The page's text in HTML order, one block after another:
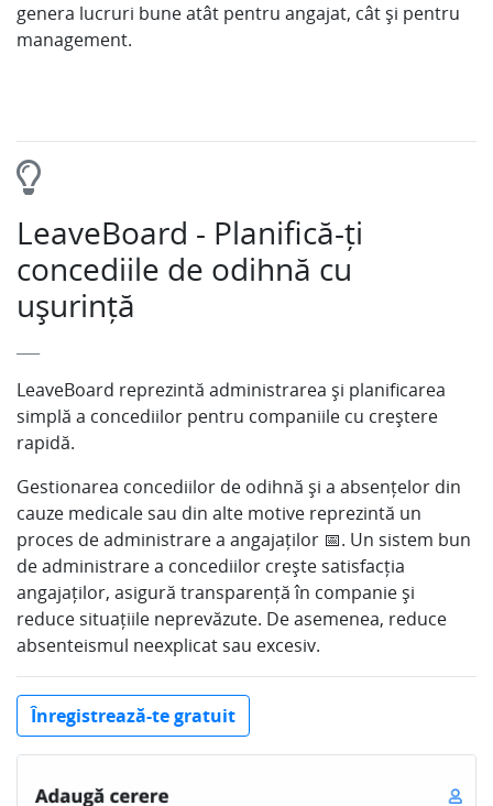
genera lucruri bune atât pentru angajat, cât și pentru
management.
LeaveBoard - Planifică-ți
concediile de odihnă cu
ușurință
LeaveBoard reprezintă administrarea și planificarea
simplă a concediilor pentru companiile cu creștere
rapidă.
Gestionarea concediilor de odihnă și a absențelor din
cauze medicale sau din alte motive reprezintă un
proces de administrare a angajaților 📅. Un sistem bun
de administrare a concediilor crește satisfacția
angajaților, asigură transparență în companie și
reduce situațiile neprevăzute. De asemenea, reduce
absenteismul neexplicat sau excesiv.
Înregistrează-te gratuit